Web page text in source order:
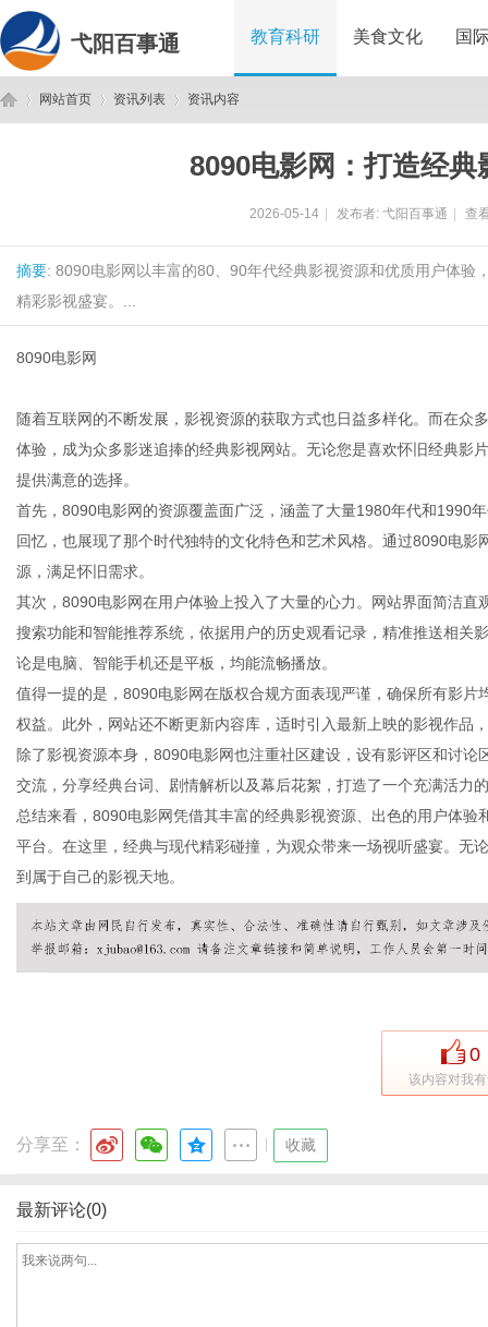
弋阳百事通 教育科研 美食文化 国
网站首页 资讯列表 资讯内容
8090电影网：打造经
2026-05-14 发布者: 弋阳百事通 查
摘要: 8090电影网以丰富的80、90年代经典影视资源和优质用户体
精彩影视盛宴。...
8090电影网
随着互联网的不断发展，影视资源的获取方式也日益多样化。而在众
体验，成为众多影迷追捧的经典影视网站。无论您是喜欢怀旧经典影
提供满意的选择。
首先，8090电影网的资源覆盖面广泛，涵盖了大量1980年代和1990
回忆，也展现了那个时代独特的文化特色和艺术风格。通过8090电
源，满足怀旧需求。
其次，8090电影网在用户体验上投入了大量的心力。网站界面简洁
搜索功能和智能推荐系统，依据用户的历史观看记录，精准推送相关
论是电脑、智能手机还是平板，均能流畅播放。
值得一提的是，8090电影网在版权合规方面表现严谨，确保所有影
权益。此外，网站还不断更新内容库，适时引入最新上映的影视作品
除了影视资源本身，8090电影网也注重社区建设，设有影评区和讨
交流，分享经典台词、剧情解析以及幕后花絮，打造了一个充满活力
总结来看，8090电影网凭借其丰富的经典影视资源、出色的用户体
平台。在这里，经典与现代精彩碰撞，为观众带来一场视听盛宴。无
到属于自己的影视天地。
0
该内容对我
分享至： 收藏
最新评论(0)